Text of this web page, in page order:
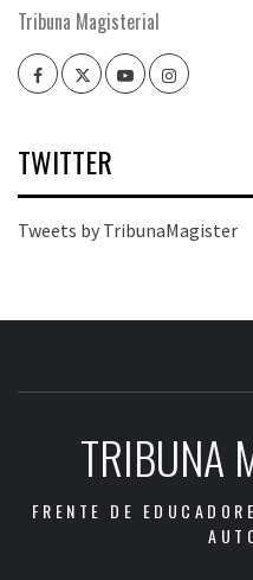
Tribuna Magisterial
FacebookTwitterYoutubeInstagram
TWITTER
Tweets by TribunaMagister
TRIBUNA
FRENTE DE